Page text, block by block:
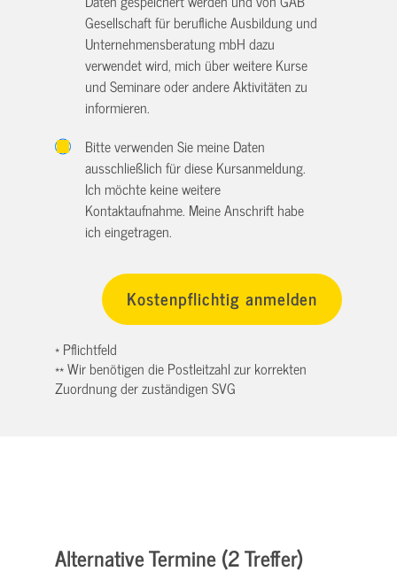
Gesellschaft für berufliche Ausbildung und
Unternehmensberatung mbH dazu
verwendet wird, mich über weitere Kurse
und Seminare oder andere Aktivitäten zu
informieren.
Bitte verwenden Sie meine Daten
ausschließlich für diese Kursanmeldung.
Ich möchte keine weitere
Kontaktaufnahme. Meine Anschrift habe
ich eingetragen.
* Pflichtfeld
** Wir benötigen die Postleitzahl zur korrekten
Zuordnung der zuständigen SVG
Alternative Termine (2 Treffer)